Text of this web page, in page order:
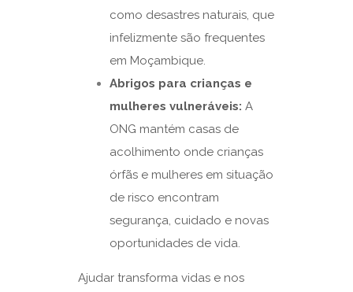
como desastres naturais, que
infelizmente são frequentes
em Moçambique.
Abrigos para crianças e
mulheres vulneráveis: A
ONG mantém casas de
acolhimento onde crianças
órfãs e mulheres em situação
de risco encontram
segurança, cuidado e novas
oportunidades de vida.
Ajudar transforma vidas e nos